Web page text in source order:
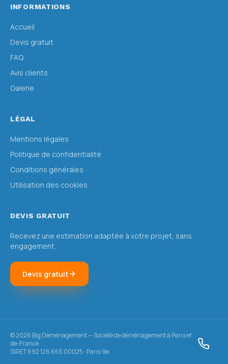
INFORMATIONS
Accueil
Devis gratuit
FAQ
Avis clients
Galerie
LÉGAL
Mentions légales
Politique de confidentialité
Conditions générales
Utilisation des cookies
DEVIS GRATUIT
Recevez une estimation adaptée à votre projet, sans
engagement.
Devis gratuit
©2026 Big Déménagement — Société de déménagement à Paris et en Île-
de-France
SIRET 892 126 665 00025 · Paris 9e